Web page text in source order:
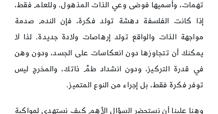
تهمات، وأسميها فوضى وعي الذات المذهول. وللعلم فقط،
إذا كانت الفلسفة دهشة تولد فكرة، فإن الندم صدمة
مواجهة الذات والواقع تولد إرهاصات ولادة جديدة. لذا لا
يمكنك أن تتجاوزها دون انعكاسات على الجسد، ودون وهن
في قدرة التركيز، ودون انشداد طمِّ ذاتك، والمخرج ليس
توفر فكرة فقط، بل إجراء من النوع المتميز.
وهنا علينا أن نستحضر السؤال الأهم كيف نستهدي لمواكبة